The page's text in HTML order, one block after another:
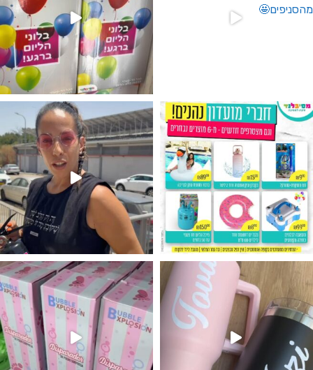
מין העובר רק במסיבלנד !! קיים
מטף לגילוי מין העובר חזר למלא